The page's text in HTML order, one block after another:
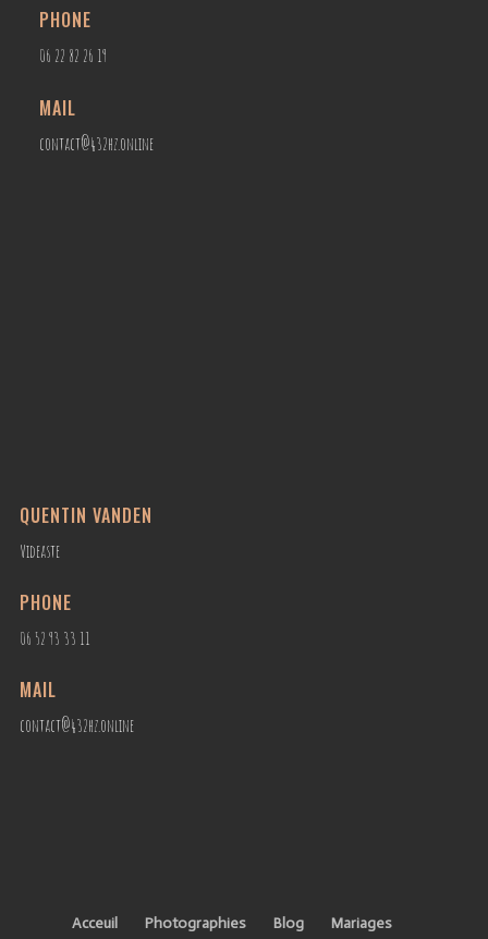
PHONE
06 22 82 26 19
MAIL
contact@432hz.online
QUENTIN VANDEN
Videaste
PHONE
06 52 93 33 11
MAIL
contact@432hz.online
Acceuil Photographies Blog
Mariages